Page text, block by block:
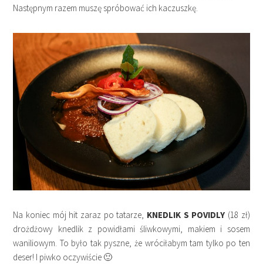
Następnym razem muszę spróbować ich kaczuszkę.
Na koniec mój hit zaraz po tatarze, KNEDLIK S POVIDLY (18 zł)
drożdżowy knedlik z powidłami śliwkowymi, makiem i sosem
waniliowym. To było tak pyszne, że wróciłabym tam tylko po ten
deser! I piwko oczywiście 🙂